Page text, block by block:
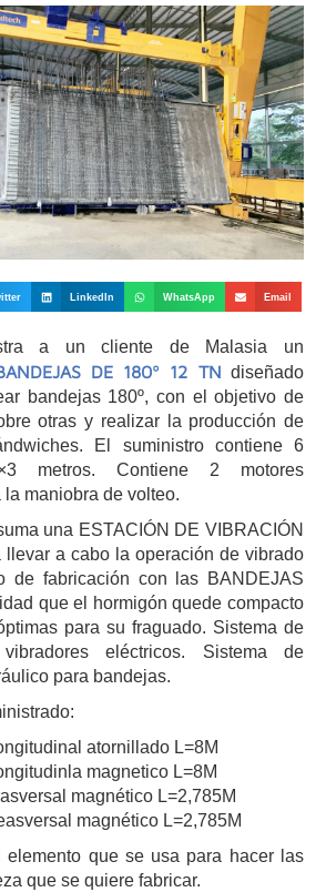
LinkedIn WhatsApp Email
a un cliente de Malasia un
DE 180º 12 TN diseñado
bandejas 180º, con el objetivo de
otras y realizar la producción de
El suministro contiene 6
metros. Contiene 2 motores
maniobra de volteo.
una ESTACIÓN DE VIBRACIÓN
llevar a cabo la operación de vibrado
de fabricación con las BANDEJAS
que el hormigón quede compacto
para su fraguado. Sistema de
eléctricos. Sistema de
para bandejas.
atornillado L=8M
magnetico L=8M
magnético L=2,785M
magnético L=2,785M
elemento que se usa para hacer las
que se quiere fabricar.